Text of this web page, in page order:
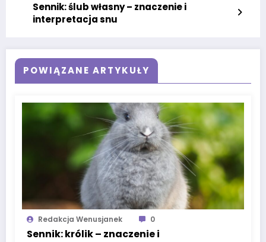
Sennik: ślub własny – znaczenie i
interpretacja snu
POWIĄZANE ARTYKUŁY
Redakcja Wenusjanek 0
Sennik: królik – znaczenie i